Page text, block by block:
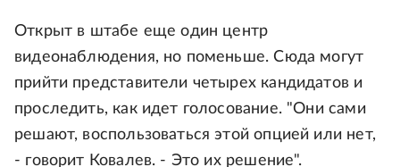
Открыт в штабе еще один центр
видеонаблюдения, но поменьше. Сюда могут
прийти представители четырех кандидатов и
проследить, как идет голосование. "Они сами
решают, воспользоваться этой опцией или нет,
- говорит Ковалев. - Это их решение".